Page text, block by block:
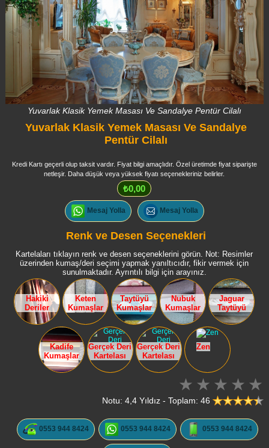
Yuvarlak Klasik Yemek Masası Ve Sandalye Pentür Cilalı
Yuvarlak Klasik Yemek Masası Ve Sandalye
Pentür Cilalı
Kredi Kartı geçerli olup taksit vardır. Fiyat bilgi amaçlıdır. Özel üretimde fiyat siparişte
netleşir. Daha düşük veya yüksek fiyatı seçenekleriniz belirler.
₺0,00
Mesaj Yolla Mesaj Yolla
Renk ve Desen Seçenekleri
Kartelaları tıklayın renk ve desen seçeneklerini görün. Not: Resimler
üzerinden kumaş/deri seçimi yapmak yanıltıcıdır, fikir vermek için
sunulmaktadır. Ayrıntılı bilgi için arayınız.
Hakiki
Deriler
Keten
Kumaşlar
Taytüyü
Kumaşlar
Nubuk
Kumaşlar
Jaguar
Taytüyü
Kadife
Kumaşlar
Gerçek Deri
Kartelası
Gerçek Deri
Kartelası
Zen
Notu: 4,4 Yıldız - Toplam: 46
0553 944 8424 0553 944 8424 0553 944 8424